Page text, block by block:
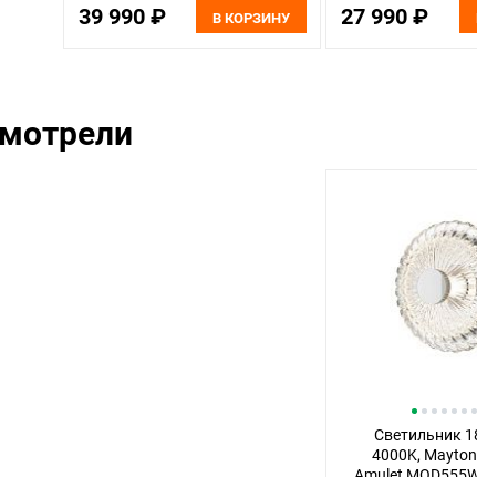
39 990 ₽ В КОРЗИНУ 27 990 ₽
Светильник
4000K,